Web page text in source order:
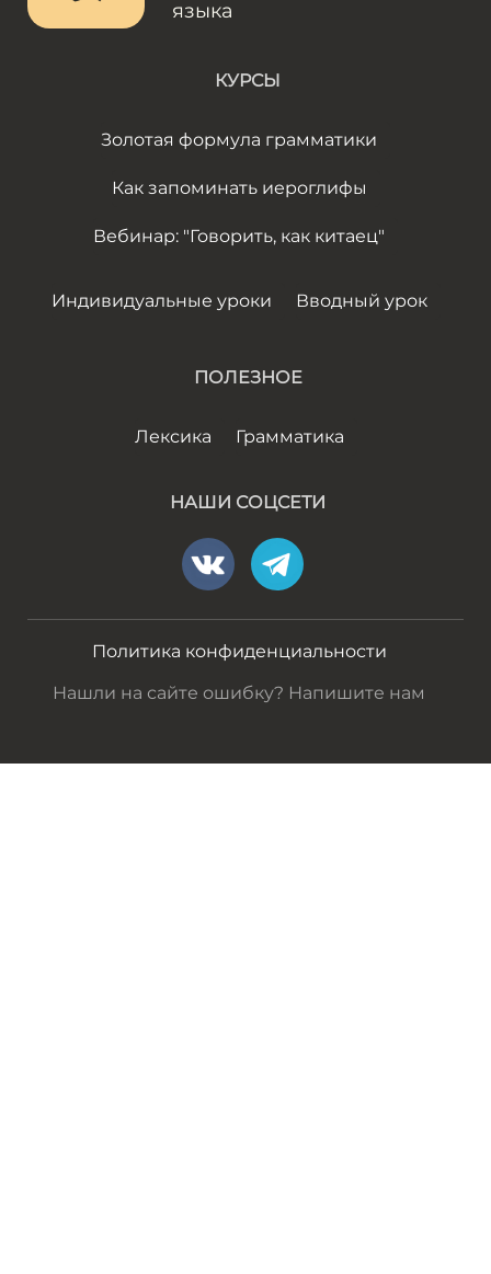
языка
КУРСЫ
Золотая формула грамматики
Как запоминать иероглифы
Вебинар: "Говорить, как китаец"
Индивидуальные уроки Вводный урок
ПОЛЕЗНОЕ
Лексика Грамматика
НАШИ СОЦСЕТИ
Политика конфиденциальности
Нашли на сайте ошибку? Напишите нам